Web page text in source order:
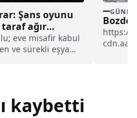
Şans oyunu
ağır
eve misafir kabul
ve sürekli eşya
https://
kaybetti